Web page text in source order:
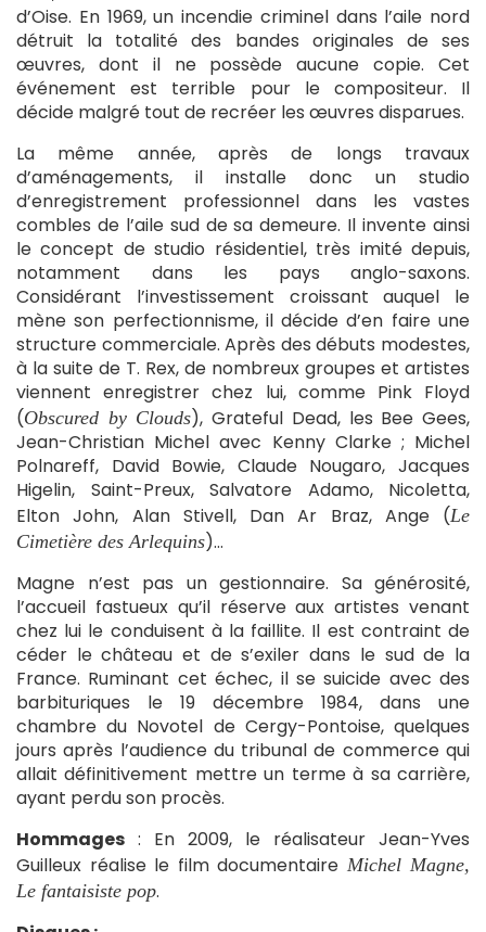
d’Oise. En 1969, un incendie criminel dans l’aile nord
détruit la totalité des bandes originales de ses
œuvres, dont il ne possède aucune copie. Cet
événement est terrible pour le compositeur. Il
décide malgré tout de recréer les œuvres disparues.
La même année, après de longs travaux
d’aménagements, il installe donc un studio
d’enregistrement professionnel dans les vastes
combles de l’aile sud de sa demeure. Il invente ainsi
le concept de studio résidentiel, très imité depuis,
notamment dans les pays anglo-saxons.
Considérant l’investissement croissant auquel le
mène son perfectionnisme, il décide d’en faire une
structure commerciale. Après des débuts modestes,
à la suite de T. Rex, de nombreux groupes et artistes
viennent enregistrer chez lui, comme Pink Floyd
(Obscured by Clouds), Grateful Dead, les Bee Gees,
Jean-Christian Michel avec Kenny Clarke ; Michel
Polnareff, David Bowie, Claude Nougaro, Jacques
Higelin, Saint-Preux, Salvatore Adamo, Nicoletta,
Elton John, Alan Stivell, Dan Ar Braz, Ange (Le
Cimetière des Arlequins)…
Magne n’est pas un gestionnaire. Sa générosité,
l’accueil fastueux qu’il réserve aux artistes venant
chez lui le conduisent à la faillite. Il est contraint de
céder le château et de s’exiler dans le sud de la
France. Ruminant cet échec, il se suicide avec des
barbituriques le 19 décembre 1984, dans une
chambre du Novotel de Cergy-Pontoise, quelques
jours après l’audience du tribunal de commerce qui
allait définitivement mettre un terme à sa carrière,
ayant perdu son procès.
Hommages : En 2009, le réalisateur Jean-Yves
Guilleux réalise le film documentaire Michel Magne,
Le fantaisiste pop.